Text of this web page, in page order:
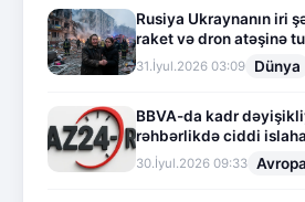
Rusiya Ukraynanın iri
raket və dron atəşinə
31.İyul.2026 03:09 Dünya
BBVA-da kadr
rəhbərlikdə ciddi
30.İyul.2026 09:33 Avropa